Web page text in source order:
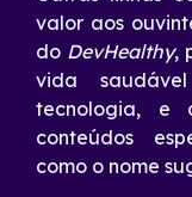
valor aos
do DevHealthy,
vida
tecnologia, e
conteúdos
como o nome